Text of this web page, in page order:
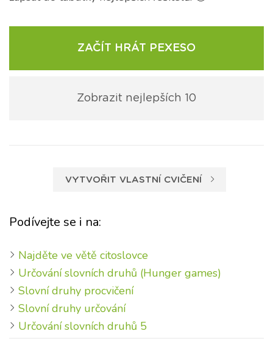
ZAČÍT HRÁT PEXESO
Zobrazit nejlepších 10
VYTVOŘIT VLASTNÍ CVIČENÍ
Podívejte se i na:
Najděte ve větě citoslovce
Určování slovních druhů (Hunger games)
Slovní druhy procvičení
Slovní druhy určování
Určování slovních druhů 5